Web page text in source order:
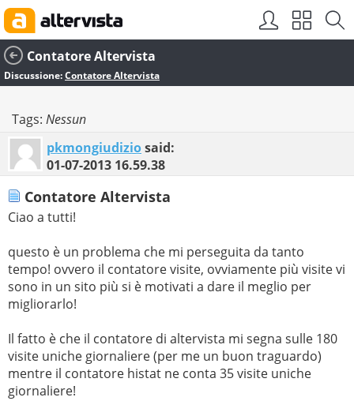
Contatore Altervista
Discussione:Contatore Altervista
Tags: Nessun
pkmongiudiziosaid:
01-07-2013 16.59.38
Contatore Altervista
Ciao a tutti!
questo è un problema che mi perseguita da tanto
tempo! ovvero il contatore visite, ovviamente più visite vi
sono in un sito più si è motivati a dare il meglio per
migliorarlo!
Il fatto è che il contatore di altervista mi segna sulle 180
visite uniche giornaliere (per me un buon traguardo)
mentre il contatore histat ne conta 35 visite uniche
giornaliere!